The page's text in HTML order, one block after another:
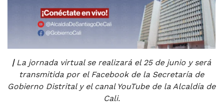
| La jornada virtual se realizará el 25 de junio y será
transmitida por el Facebook de la Secretaría de
Gobierno Distrital y el canal YouTube de la Alcaldía de
Cali.